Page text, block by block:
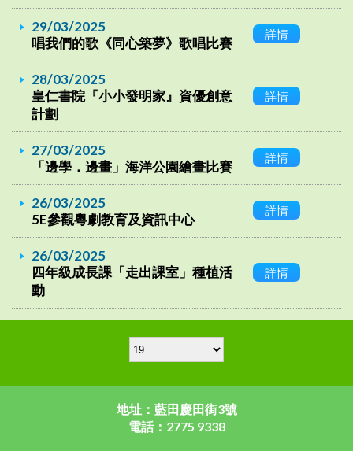
29/03/2025
唱我們的歌《同心築夢》歌唱比賽
詳情
28/03/2025
皇仁書院『小小發明家』資優創意
計劃
詳情
27/03/2025
「邊學．邊畫」海洋公園繪畫比賽
詳情
26/03/2025
5E參觀粵劇教育及資訊中心
詳情
26/03/2025
四年級成長課「走出課室」種植活
動
詳情
地址：藍田慶田街3號
電話：2775 9338